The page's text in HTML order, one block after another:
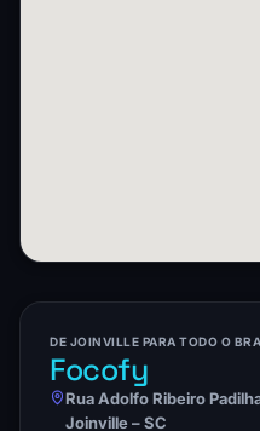
DE JOINVILLE PARA TODO O
Focofy
Rua Adolfo Ribeiro
Joinville – SC